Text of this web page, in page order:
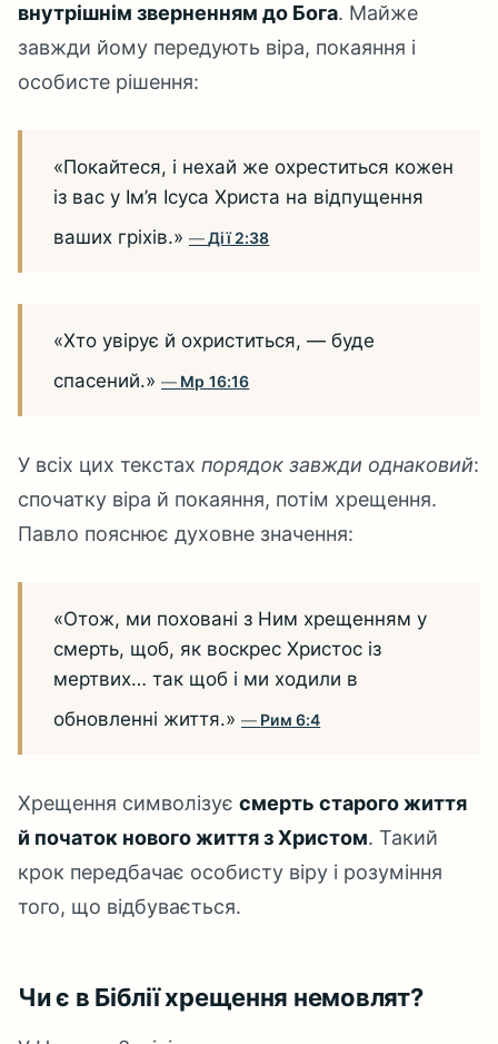
внутрішнім зверненням до Бога. Майже
завжди йому передують віра, покаяння і
особисте рішення:
«Покайтеся, і нехай же охреститься кожен
із вас у Ім’я Ісуса Христа на відпущення
ваших гріхів.»
Дії 2:38
«Хто увірує й охриститься, — буде
спасений.»
Мр 16:16
У всіх цих текстах порядок завжди однаковий:
спочатку віра й покаяння, потім хрещення.
Павло пояснює духовне значення:
«Отож, ми поховані з Ним хрещенням у
смерть, щоб, як воскрес Христос із
мертвих… так щоб і ми ходили в
обновленні життя.»
Рим 6:4
Хрещення символізує смерть старого життя
й початок нового життя з Христом. Такий
крок передбачає особисту віру і розуміння
того, що відбувається.
Чи є в Біблії хрещення немовлят?